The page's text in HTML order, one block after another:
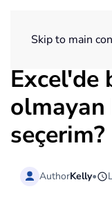
Skip to main
Excel'de
olmayan
seçerim?
AuthorKelly•